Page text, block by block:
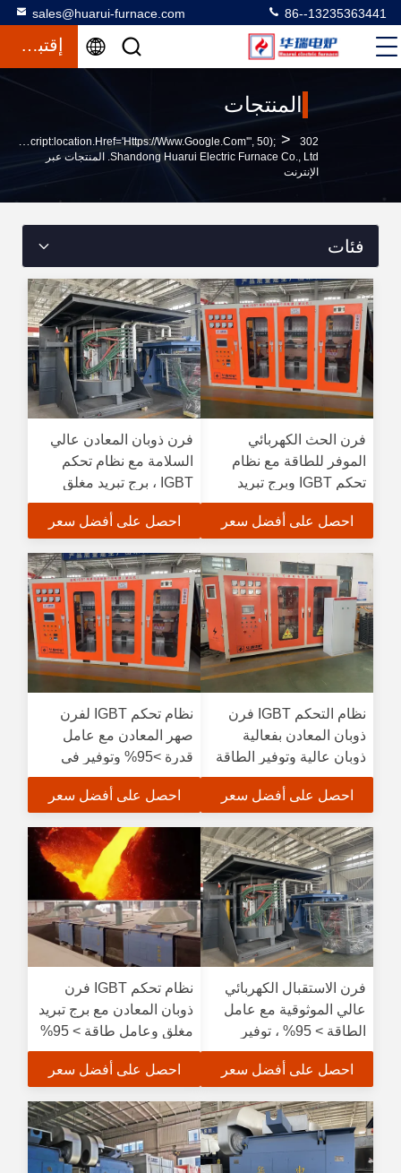
sales@huarui-furnace.com 86--13235363441
إقتباس
المنتجات
>
Shandong Huarui Electric Furnace Co., Ltd. المنتجات عبر
الإنترنت
فئات
فرن الحث الكهربائي
الموفر للطاقة مع نظام
تحكم IGBT وبرج تبريد
مغلق لذوبان المعادن
بكفاءة
احصل على أفضل سعر
فرن ذوبان المعادن عالي
السلامة مع نظام تحكم
IGBT ، برج تبريد مغلق
وتوفير الطاقة بنسبة 15٪
إلى 35٪احصل على أفضل سعر
نظام التحكم IGBT فرن
ذوبان المعادن بفعالية
ذوبان عالية وتوفير الطاقة
15٪ -35٪ للاستخدام
الصناعي
احصل على أفضل سعر
نظام تحكم IGBT لفرن
صهر المعادن مع عامل
قدرة >95% وتوفير في
الطاقة بنسبة 15%-35%
احصل على أفضل سعر
فرن الاستقبال الكهربائي
عالي الموثوقية مع عامل
الطاقة > 95% ، توفير
الطاقة 15٪ - 35٪ ، ونظام
التحكم IGBT
احصل على أفضل سعر
نظام تحكم IGBT فرن
ذوبان المعادن مع برج تبريد
مغلق وعامل طاقة > 95%
احصل على أفضل سعر